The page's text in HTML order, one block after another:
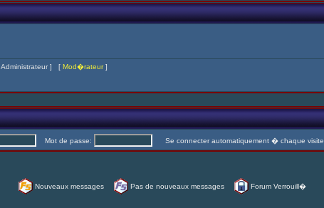
Administrateur] [ Mod�rateur]
Mot de passe: Se connecter automatiquement � chaque visite
Nouveaux messages Pas de nouveaux messages Forum Verrouill�